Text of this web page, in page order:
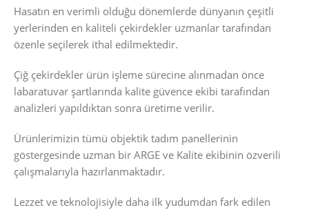
Hasatın en verimli olduğu dönemlerde dünyanın çeşitli
yerlerinden en kaliteli çekirdekler uzmanlar tarafından
özenle seçilerek ithal edilmektedir.
Çiğ çekirdekler ürün işleme sürecine alınmadan önce
labaratuvar şartlarında kalite güvence ekibi tarafından
analizleri yapıldıktan sonra üretime verilir.
Ürünlerimizin tümü objektik tadım panellerinin
göstergesinde uzman bir ARGE ve Kalite ekibinin özverili
çalışmalarıyla hazırlanmaktadır.
Lezzet ve teknolojisiyle daha ilk yudumdan fark edilen